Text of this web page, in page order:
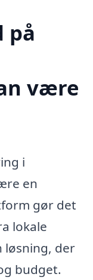
på
være
i
en
gør det
lokale
løsning, der
budget.